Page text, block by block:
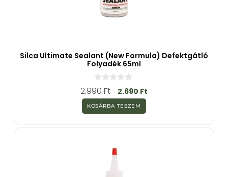
Silca Ultimate Sealant (New Formula) Defektgátló
Folyadék 65ml
0
a
5
-
b
ő
2.990Ft 2.690 Ft
KOSÁRBA TESZEM